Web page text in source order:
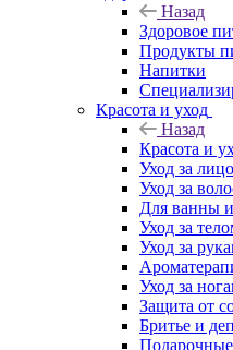
Назад
Здоровое
Продукты
Напитки
Красота и уход
Назад
Красота и
Уход за
Уход за
Для ванны
Уход за
Уход за
Уход за
Защита от
Бритье и